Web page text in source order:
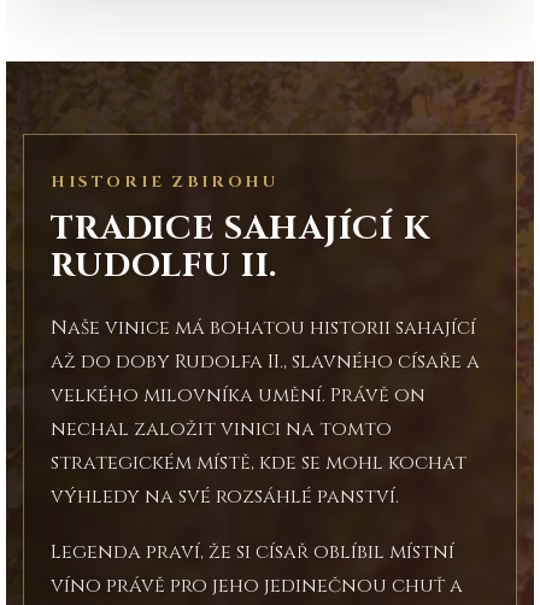
HISTORIE ZBIROHU
TRADICE SAHAJÍCÍ K
RUDOLFU II.
Naše vinice má bohatou historii sahající
až do doby Rudolfa II., slavného císaře a
velkého milovníka umění. Právě on
nechal založit vinici na tomto
strategickém místě, kde se mohl kochat
výhledy na své rozsáhlé panství.
Legenda praví, že si císař oblíbil místní
víno právě pro jeho jedinečnou chuť a